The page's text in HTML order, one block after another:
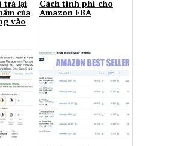
trả lại
của
vào
Cách tính phí cho
Amazon FBA